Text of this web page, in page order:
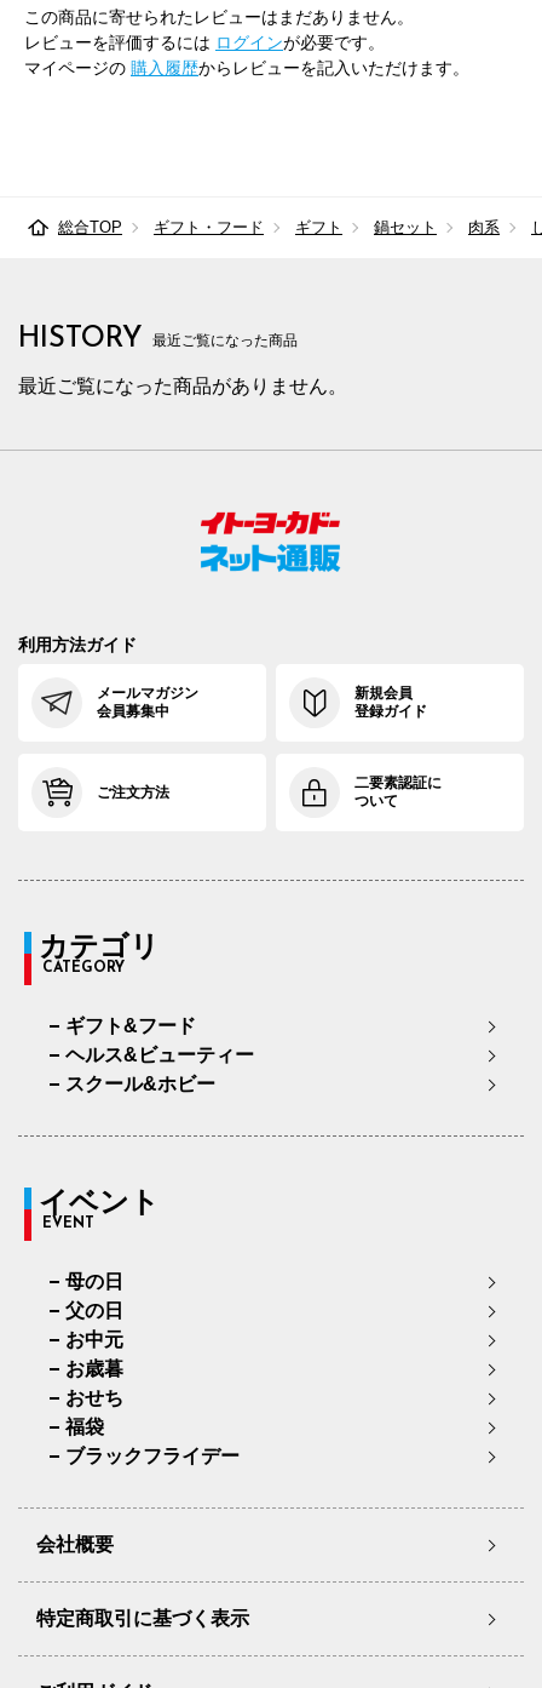
この商品に寄せられたレビューはまだありません。
レビューを評価するには ログインが必要です。
マイページの 購入履歴からレビューを記入いただけます。
総合TOP ギフト・フード ギフト 鍋セット 肉系
HISTORY 最近ご覧になった商品
最近ご覧になった商品がありません。
利用方法ガイド
メールマガジン
会員募集中
新規会員
登録ガイド
ご注文方法
二要素認証に
ついて
カテゴリ
CATEGORY
ギフト&フード
ヘルス&ビューティー
スクール&ホビー
イベント
EVENT
母の日
父の日
お中元
お歳暮
おせち
福袋
ブラックフライデー
会社概要
特定商取引に基づく表示